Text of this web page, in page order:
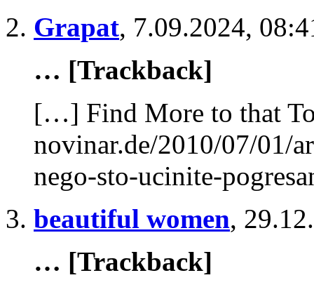
Grapat, 7.09.2024,
… [Trackback]
[…] Find More to that
novinar.de/2010/07/01/
nego-sto-ucinite-
beautiful women,
… [Trackback]